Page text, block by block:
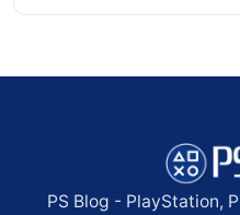
PS Blog - PlayStation,